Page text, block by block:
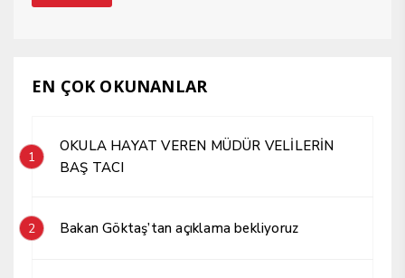
EN ÇOK OKUNANLAR
1
OKULA HAYAT VEREN MÜDÜR VELİLERİN
BAŞ TACI
2 Bakan Göktaş’tan açıklama bekliyoruz